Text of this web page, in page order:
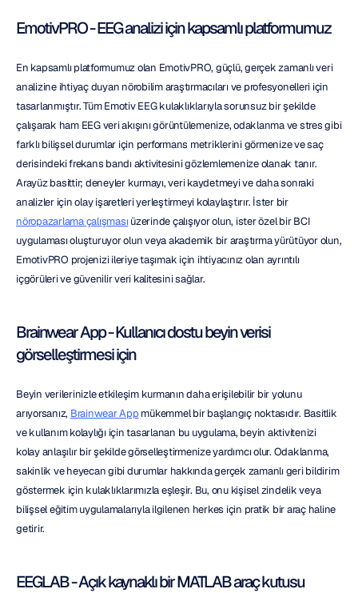
EmotivPRO - EEG analizi için kapsamlı platformumuz
En kapsamlı platformumuz olan EmotivPRO, güçlü, gerçek zamanlı veri
analizine ihtiyaç duyan nörobilim araştırmacıları ve profesyonelleri için
tasarlanmıştır. Tüm Emotiv EEG kulaklıklarıyla sorunsuz bir şekilde
çalışarak ham EEG veri akışını görüntülemenize, odaklanma ve stres gibi
farklı bilişsel durumlar için performans metriklerini görmenize ve saç
derisindeki frekans bandı aktivitesini gözlemlemenize olanak tanır.
Arayüz basittir; deneyler kurmayı, veri kaydetmeyi ve daha sonraki
analizler için olay işaretleri yerleştirmeyi kolaylaştırır. İster bir
nöropazarlama çalışması üzerinde çalışıyor olun, ister özel bir BCI
uygulaması oluşturuyor olun veya akademik bir araştırma yürütüyor olun,
EmotivPRO projenizi ileriye taşımak için ihtiyacınız olan ayrıntılı
içgörüleri ve güvenilir veri kalitesini sağlar.
Brainwear App - Kullanıcı dostu beyin verisi
görselleştirmesi için
Beyin verilerinizle etkileşim kurmanın daha erişilebilir bir yolunu
arıyorsanız, Brainwear App mükemmel bir başlangıç noktasıdır. Basitlik
ve kullanım kolaylığı için tasarlanan bu uygulama, beyin aktivitenizi
kolay anlaşılır bir şekilde görselleştirmenize yardımcı olur. Odaklanma,
sakinlik ve heyecan gibi durumlar hakkında gerçek zamanlı geri bildirim
göstermek için kulaklıklarımızla eşleşir. Bu, onu kişisel zindelik veya
bilişsel eğitim uygulamalarıyla ilgilenen herkes için pratik bir araç haline
getirir.
EEGLAB - Açık kaynaklı bir MATLAB araç kutusu